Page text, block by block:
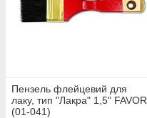
Пензель флейцевий для
лаку, тип "Лакра" 1,5" FAVOR
(01-041)